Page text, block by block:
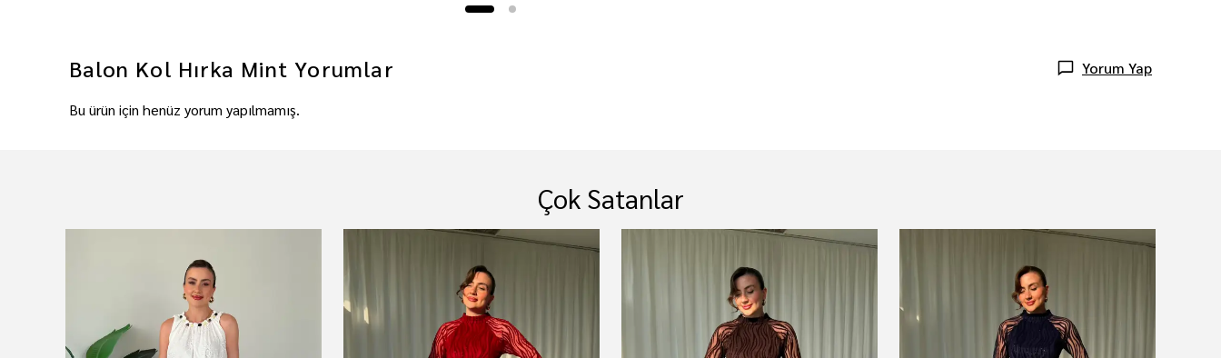
Balon Kol Hırka Mint Yorumlar Yorum Yap
Bu ürün için henüz yorum yapılmamış.
Çok Satanlar